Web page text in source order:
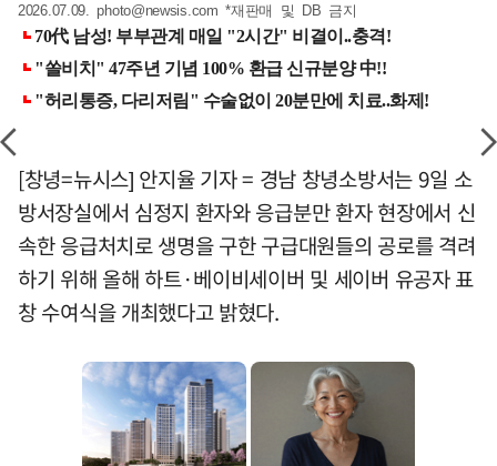
2026.07.09.photo@newsis.com *재판매 및 DB 금지
[창녕=뉴시스] 안지율 기자 = 경남 창녕소방서는 9일 소
방서장실에서 심정지 환자와 응급분만 환자 현장에서 신
속한 응급처치로 생명을 구한 구급대원들의 공로를 격려
하기 위해 올해 하트·베이비세이버 및 세이버 유공자 표
창 수여식을 개최했다고 밝혔다.